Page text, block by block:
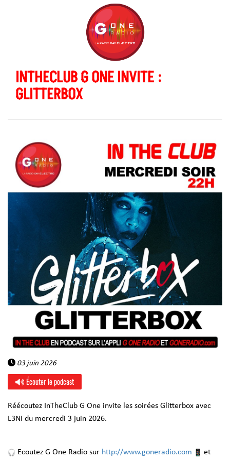
INTHECLUB G ONE INVITE :
GLITTERBOX
03 juin 2026
Écouter le podcast
Réécoutez InTheClub G One invite les soirées Glitterbox avec
L3NI du mercredi 3 juin 2026.
Ecoutez G One Radio sur http://www.goneradio.com et